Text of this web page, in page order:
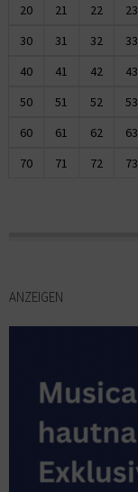
20
21 22 23
30
31 32 33
40
41 42 43
50
51 52 53
60
61 62 63
70
71 72 73
ANZEIGEN